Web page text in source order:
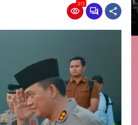
315